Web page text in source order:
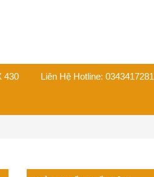
430 Liên Hệ Hotline: 0343417281